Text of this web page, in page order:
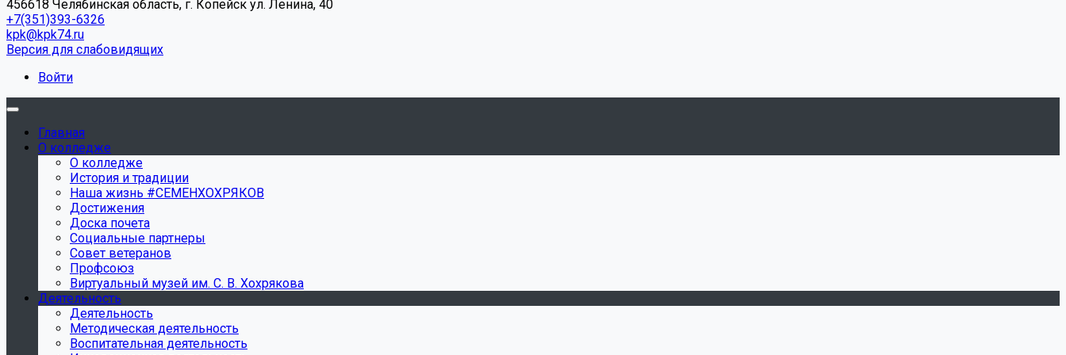
456618 Челябинская область, г. Копейск ул. Ленина, 40
+7(351)393-6326
kpk@kpk74.ru
Версия для слабовидящих
Войти
Главная
О колледже
О колледже
История и традиции
Наша жизнь #СЕМЕНХОХРЯКОВ
Достижения
Доска почета
Социальные партнеры
Совет ветеранов
Профсоюз
Виртуальный музей им. С. В. Хохрякова
Деятельность
Деятельность
Методическая деятельность
Воспитательная деятельность